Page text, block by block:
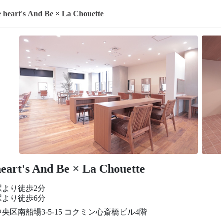
luve heart's And Be × La Chouette
And Be × La Chouette
り徒歩2分
り徒歩6分
区南船場3-5-15 コクミン心斎橋ビル4階